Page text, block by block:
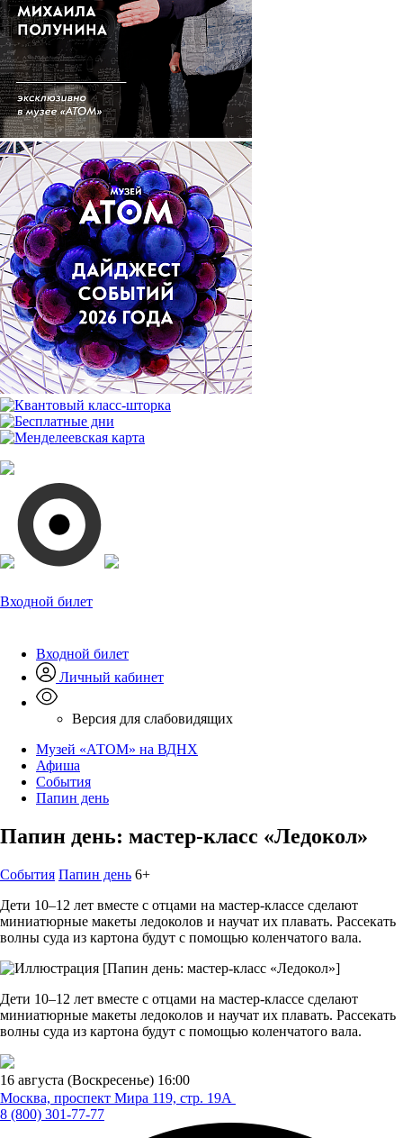
Входной билет
Входной билет
Личный кабинет
Версия для слабовидящих
Музей «АТОМ» на ВДНХ
Афиша
События
Папин день
Папин день: мастер-класс «Ледокол»
События Папин день 6+
Дети 10–12 лет вместе с отцами на мастер-классе сделают
миниатюрные макеты ледоколов и научат их плавать. Рассекать
волны суда из картона будут с помощью коленчатого вала.
Дети 10–12 лет вместе с отцами на мастер-классе сделают
миниатюрные макеты ледоколов и научат их плавать. Рассекать
волны суда из картона будут с помощью коленчатого вала.
16 августа (Воскресенье) 16:00
Москва, проспект Мира 119, стр. 19А
8 (800) 301-77-77